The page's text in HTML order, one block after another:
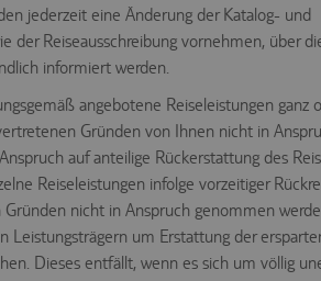
jederzeit eine Änderung der Katalog- und
der Reiseausschreibung vornehmen, über
informiert werden.
angebotene Reiseleistungen ganz
Gründen von Ihnen nicht in
auf anteilige Rückerstattung des
Reiseleistungen infolge vorzeitiger
Gründen nicht in Anspruch genommen
Leistungsträgern um Erstattung der
Dieses entfällt, wenn es sich um völlig